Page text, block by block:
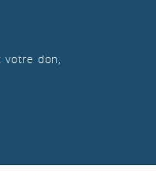
votre don,